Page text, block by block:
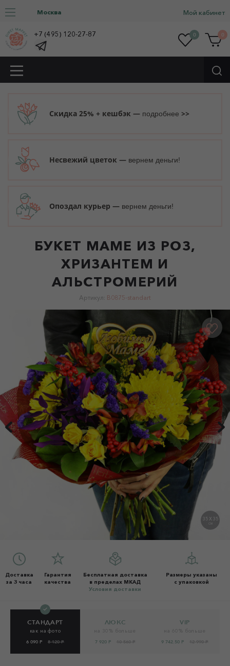
Москва Мой кабинет
+7 (495) 120-27-87 0 0
Скидка 25% + кешбэк — подробнее >>
Несвежий цветок — вернем деньги!
Опоздал курьер — вернем деньги!
БУКЕТ МАМЕ ИЗ РОЗ,
ХРИЗАНТЕМ И
АЛЬСТРОМЕРИЙ
Артикул: B0875-standart
35 X 35
СМ
Доставка
за 3 часа
Гарантия
качества
Бесплатная доставка
в пределах МКАД
Условия доставки
Размеры указаны
с упаковкой
СТАНДАРТ
как на фото
6 090 Р 8 120 Р
ЛЮКС
7 920 Р 10 560 Р
VIP
9 742.50 Р 12 990 Р